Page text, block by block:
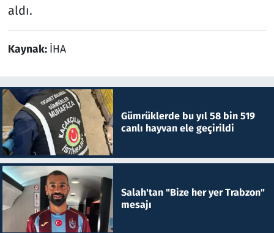
aldı.
Kaynak: İHA
Gümrüklerde bu yıl 58 bin 519
canlı hayvan ele geçirildi
Salah'tan "Bize her yer Trabzon"
mesajı